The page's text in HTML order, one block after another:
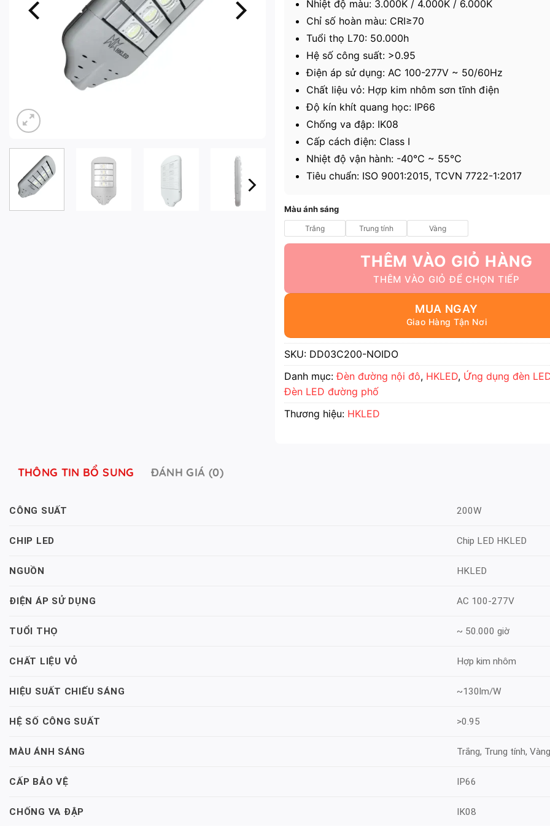
Nhiệt độ màu: 3.000K / 4.000K / 6.000K
Chỉ số hoàn màu: CRI≥70
Tuổi thọ L70: 50.000h
Hệ số công suất: >0.95
Điện áp sử dụng: AC 100-277V ~ 50/60Hz
Chất liệu vỏ: Hợp kim nhôm sơn tĩnh điện
Độ kín khít quang học: IP66
Chống va đập: IK08
Cấp cách điện: Class I
Nhiệt độ vận hành: -40℃ ~ 55℃
Tiêu chuẩn: ISO 9001:2015, TCVN 7722-1:2017
Màu ánh sáng
Trắng Trung tính Vàng
THÊM VÀO GIỎ HÀNG
MUA NGAY
SKU: DD03C200-NOIDO
Danh mục:Đèn đường nội đô, HKLED, Ứng dụng đèn
Đèn LED đường phố
Thương hiệu: HKLED
THÔNG TIN BỔ SUNG ĐÁNH GIÁ (0)
CÔNG SUẤT 200W
CHIP LED Chip LED HKLED
NGUỒN HKLED
ĐIỆN ÁP SỬ DỤNG AC 100-277V
TUỔI THỌ ~ 50.000 giờ
CHẤT LIỆU VỎ Hợp kim nhôm
HIỆU SUẤT CHIẾU SÁNG ~130lm/W
HỆ SỐ CÔNG SUẤT >0.95
MÀU ÁNH SÁNG Trắng, Trung tính, Vàng
CẤP BẢO VỆ IP66
CHỐNG VA ĐẬP IK08